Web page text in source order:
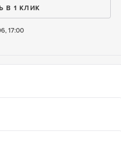
В 1 КЛИК
17:00